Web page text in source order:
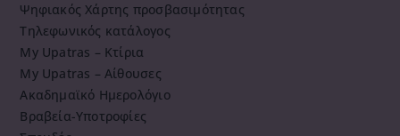
Ψηφιακός Χάρτης προσβασιμότητας
Τηλεφωνικός κατάλογος
My Upatras – Κτίρια
My Upatras – Αίθουσες
Ακαδημαϊκό Ημερολόγιο
Βραβεία-Υποτροφίες